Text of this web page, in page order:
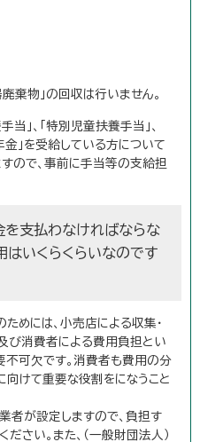
棄物」の回収は行いません。
当」、「特別児童扶養手当」、
金」を受給している方について
ので、事前に手当等の支給担
を支払わなければならな
はいくらくらいなのです
めには、小売店による収集・
び消費者による費用負担とい
不可欠です。消費者も費用の分
向けて重要な役割をになうこと
者が設定しますので、負担す
さい。また、（一般財団法人）